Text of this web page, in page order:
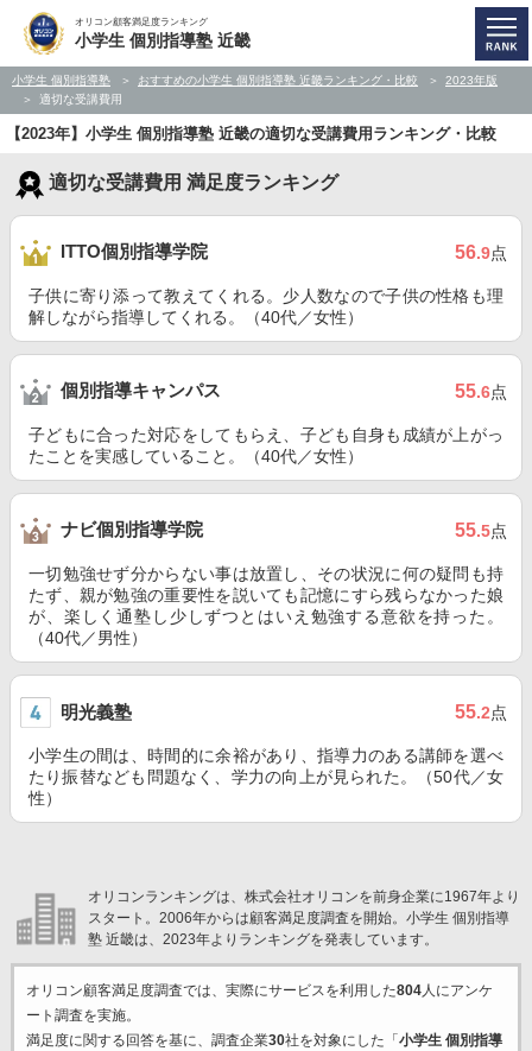
オリコン顧客満足度ランキング
小学生 個別指導塾 近畿
小学生 個別指導塾 おすすめの小学生 個別指導塾 近畿ランキング・比較
2023年版
適切な受講費用
【2023年】小学生 個別指導塾 近畿の適切な受講費用ランキング・比較
適切な受講費用 満足度ランキング
ITTO個別指導学院 56.9点
子供に寄り添って教えてくれる。少人数なので子供の性格も理
解しながら指導してくれる。（40代／女性）
個別指導キャンパス 55.6点
子どもに合った対応をしてもらえ、子ども自身も成績が上がっ
たことを実感していること。（40代／女性）
ナビ個別指導学院 55.5点
一切勉強せず分からない事は放置し、その状況に何の疑問も持
たず、親が勉強の重要性を説いても記憶にすら残らなかった娘
が、楽しく通塾し少しずつとはいえ勉強する意欲を持った。
（40代／男性）
明光義塾 55.2点
小学生の間は、時間的に余裕があり、指導力のある講師を選べ
たり振替なども問題なく、学力の向上が見られた。（50代／女
性）
オリコンランキングは、株式会社オリコンを前身企業に1967年より
スタート。2006年からは顧客満足度調査を開始。小学生 個別指導
塾 近畿は、2023年よりランキングを発表しています。
オリコン顧客満足度調査では、実際にサービスを利用した804人にアンケ
ート調査を実施。
満足度に関する回答を基に、調査企業30社を対象にした「 小学生 個別指導